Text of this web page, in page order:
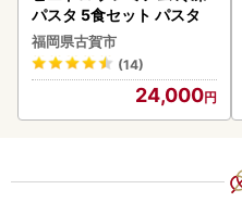
パスタ 5食セット パスタ
福岡県古賀市
(14)
24,000